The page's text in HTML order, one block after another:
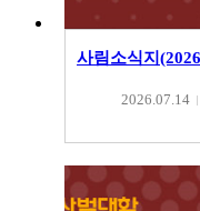
사림소식지
2026.07.14